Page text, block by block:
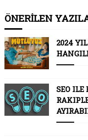
ÖNERİLEN
2024
SEO